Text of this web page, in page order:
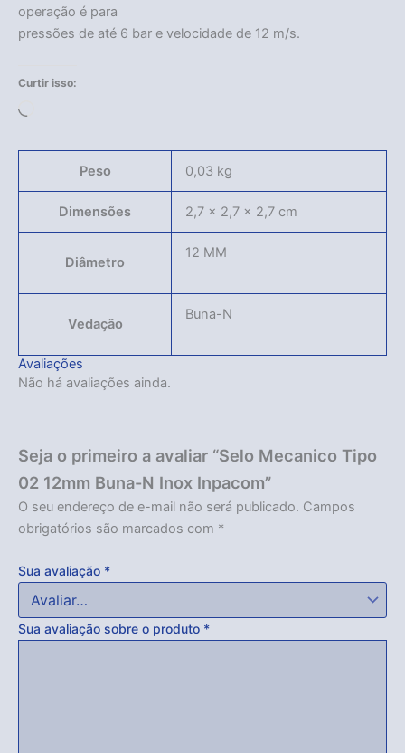
operação é para
pressões de até 6 bar e velocidade de 12 m/s.
Curtir isso:
Peso 0,03 kg
Dimensões 2,7 × 2,7 × 2,7 cm
Diâmetro
12 MM
Vedação
Buna-N
Avaliações
Não há avaliações ainda.
Seja o primeiro a avaliar “Selo Mecanico Tipo
02 12mm Buna-N Inox Inpacom”
O seu endereço de e-mail não será publicado. Campos
obrigatórios são marcados com *
Sua avaliação *
Sua avaliação sobre o produto *